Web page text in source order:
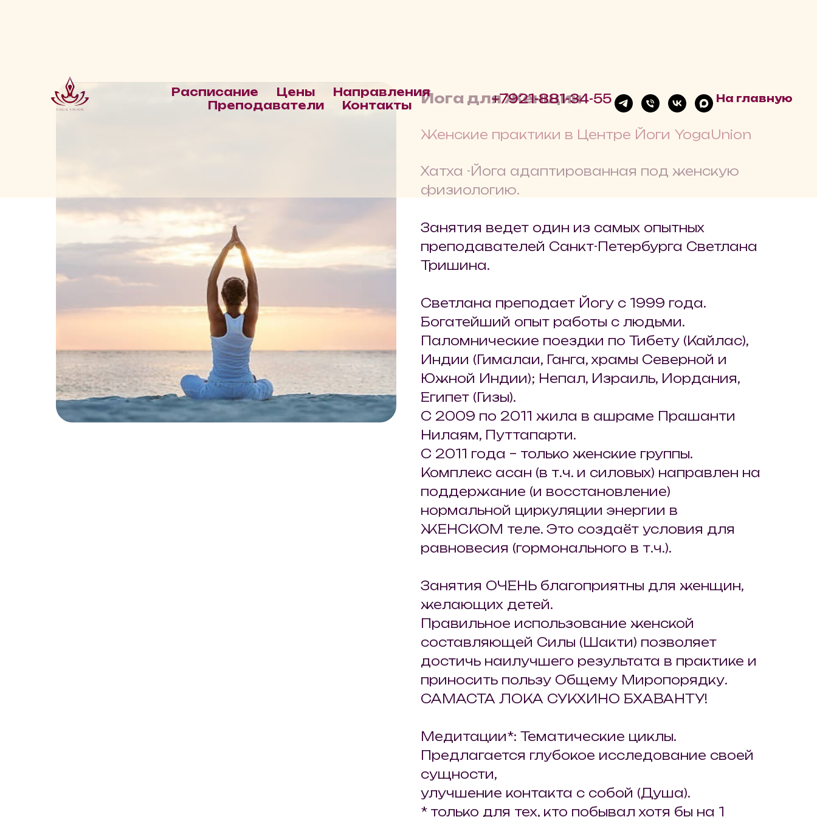
Расписание Цены
Направления
Преподаватели
Контакты +7921-881-34-55 На главную
Йога для Женщин
Женские практики в Центре Йоги YogaUnion
Хатха -Йога адаптированная под женскую
физиологию.
Занятия ведет один из самых опытных
преподавателей Санкт-Петербурга Светлана
Тришина.
Светлана преподает Йогу с 1999 года.
Богатейший опыт работы с людьми.
Паломнические поездки по Тибету (Кайлас),
Индии (Гималаи, Ганга, храмы Северной и
Южной Индии); Непал, Израиль, Иордания,
Египет (Гизы).
С 2009 по 2011 жила в ашраме Прашанти
Нилаям, Путтапарти.
С 2011 года – только женские группы.
Комплекс асан (в т.ч. и силовых) направлен на
поддержание (и восстановление)
нормальной циркуляции энергии в
ЖЕНСКОМ теле. Это создаёт условия для
равновесия (гормонального в т.ч.).
Занятия ОЧЕНЬ благоприятны для женщин,
желающих детей.
Правильное использование женской
составляющей Силы (Шакти) позволяет
достичь наилучшего результата в практике и
приносить пользу Общему Миропорядку.
САМАСТА ЛОКА СУКХИНО БХАВАНТУ!
Медитации*: Тематические циклы.
Предлагается глубокое исследование своей
сущности,
улучшение контакта с собой (Душа).
* только для тех, кто побывал хотя бы на 1